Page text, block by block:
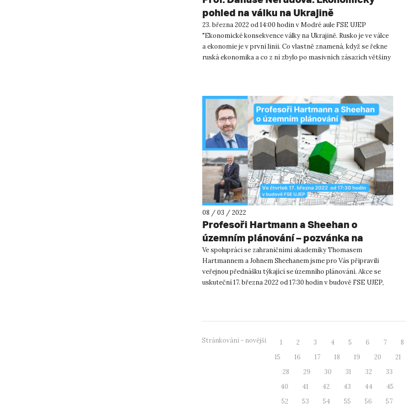
pohled na válku na Ukrajině
23. března 2022 od 14:00 hodin v Modré aule FSE UJEP
"Ekonomické konsekvence války na Ukrajině. Rusko je ve válce
a ekonomie je v první linii. Co vlastně znamená, když se řekne
ruská ekonomika a co z ní zbylo po masivních zásazích většiny
08 / 03 / 2022
Profesoři Hartmann a Sheehan o
územním plánování – pozvánka na
přednášku
Ve spolupráci se zahraničními akademiky Thomasem
Hartmannem a Johnem Sheehanem jsme pro Vás připravili
veřejnou přednášku týkající se územního plánování. Akce se
uskuteční 17. března 2022 od 17:30 hodin v budově FSE UJEP,
Stránkování - novější 1 2 3 4 5 6 7 8
15
16 17 18 19 20 21
28
29 30 31 32 33
40
41 42 43 44 45
52
53 54 55 56 57